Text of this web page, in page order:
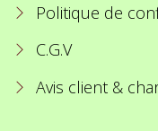
Politique de
C.G.V
Avis client &